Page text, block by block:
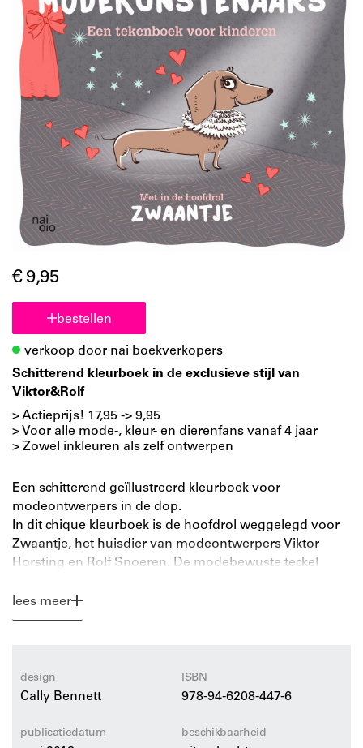
€ 9,95
bestellen
verkoop door nai boekverkopers
Schitterend kleurboek in de exclusieve stijl van
Viktor&Rolf
> Actieprijs! 17,95 -> 9,95
> Voor alle mode-, kleur- en dierenfans vanaf 4 jaar
> Zowel inkleuren als zelf ontwerpen
Een schitterend geïllustreerd kleurboek voor
modeontwerpers in de dop.
In dit chique kleurboek is de hoofdrol weggelegd voor
Zwaantje, het huisdier van modeontwerpers Viktor
Horsting en Rolf Snoeren. De modebewuste teckel
van haar baasjes: een sprookjesachtige wereld vol
magie en mode.
van Viktor&Rolf en doet een greep in hun spectaculaire
collecties van de afgelopen 25 jaar. Op basis van een
uitgenodigd om het boek te vullen met hun eigen
lees meer
design
Cally Bennett
ISBN
978-94-6208-447-6
publicatiedatum beschikbaarheid